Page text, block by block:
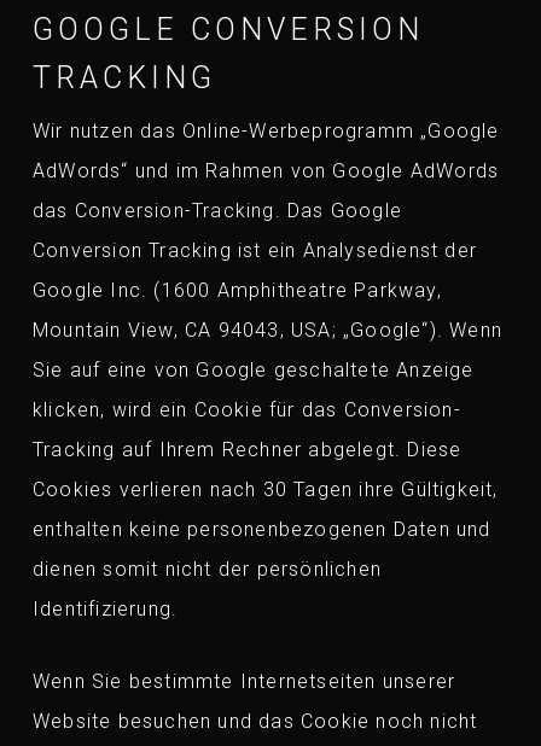
GOOGLE CONVERSION
TRACKING
Wir nutzen das Online-Werbeprogramm „Google
AdWords“ und im Rahmen von Google AdWords
das Conversion-Tracking. Das Google
Conversion Tracking ist ein Analysedienst der
Google Inc. (1600 Amphitheatre Parkway,
Mountain View, CA 94043, USA; „Google“). Wenn
Sie auf eine von Google geschaltete Anzeige
klicken, wird ein Cookie für das Conversion-
Tracking auf Ihrem Rechner abgelegt. Diese
Cookies verlieren nach 30 Tagen ihre Gültigkeit,
enthalten keine personenbezogenen Daten und
dienen somit nicht der persönlichen
Identifizierung.
Wenn Sie bestimmte Internetseiten unserer
Website besuchen und das Cookie noch nicht